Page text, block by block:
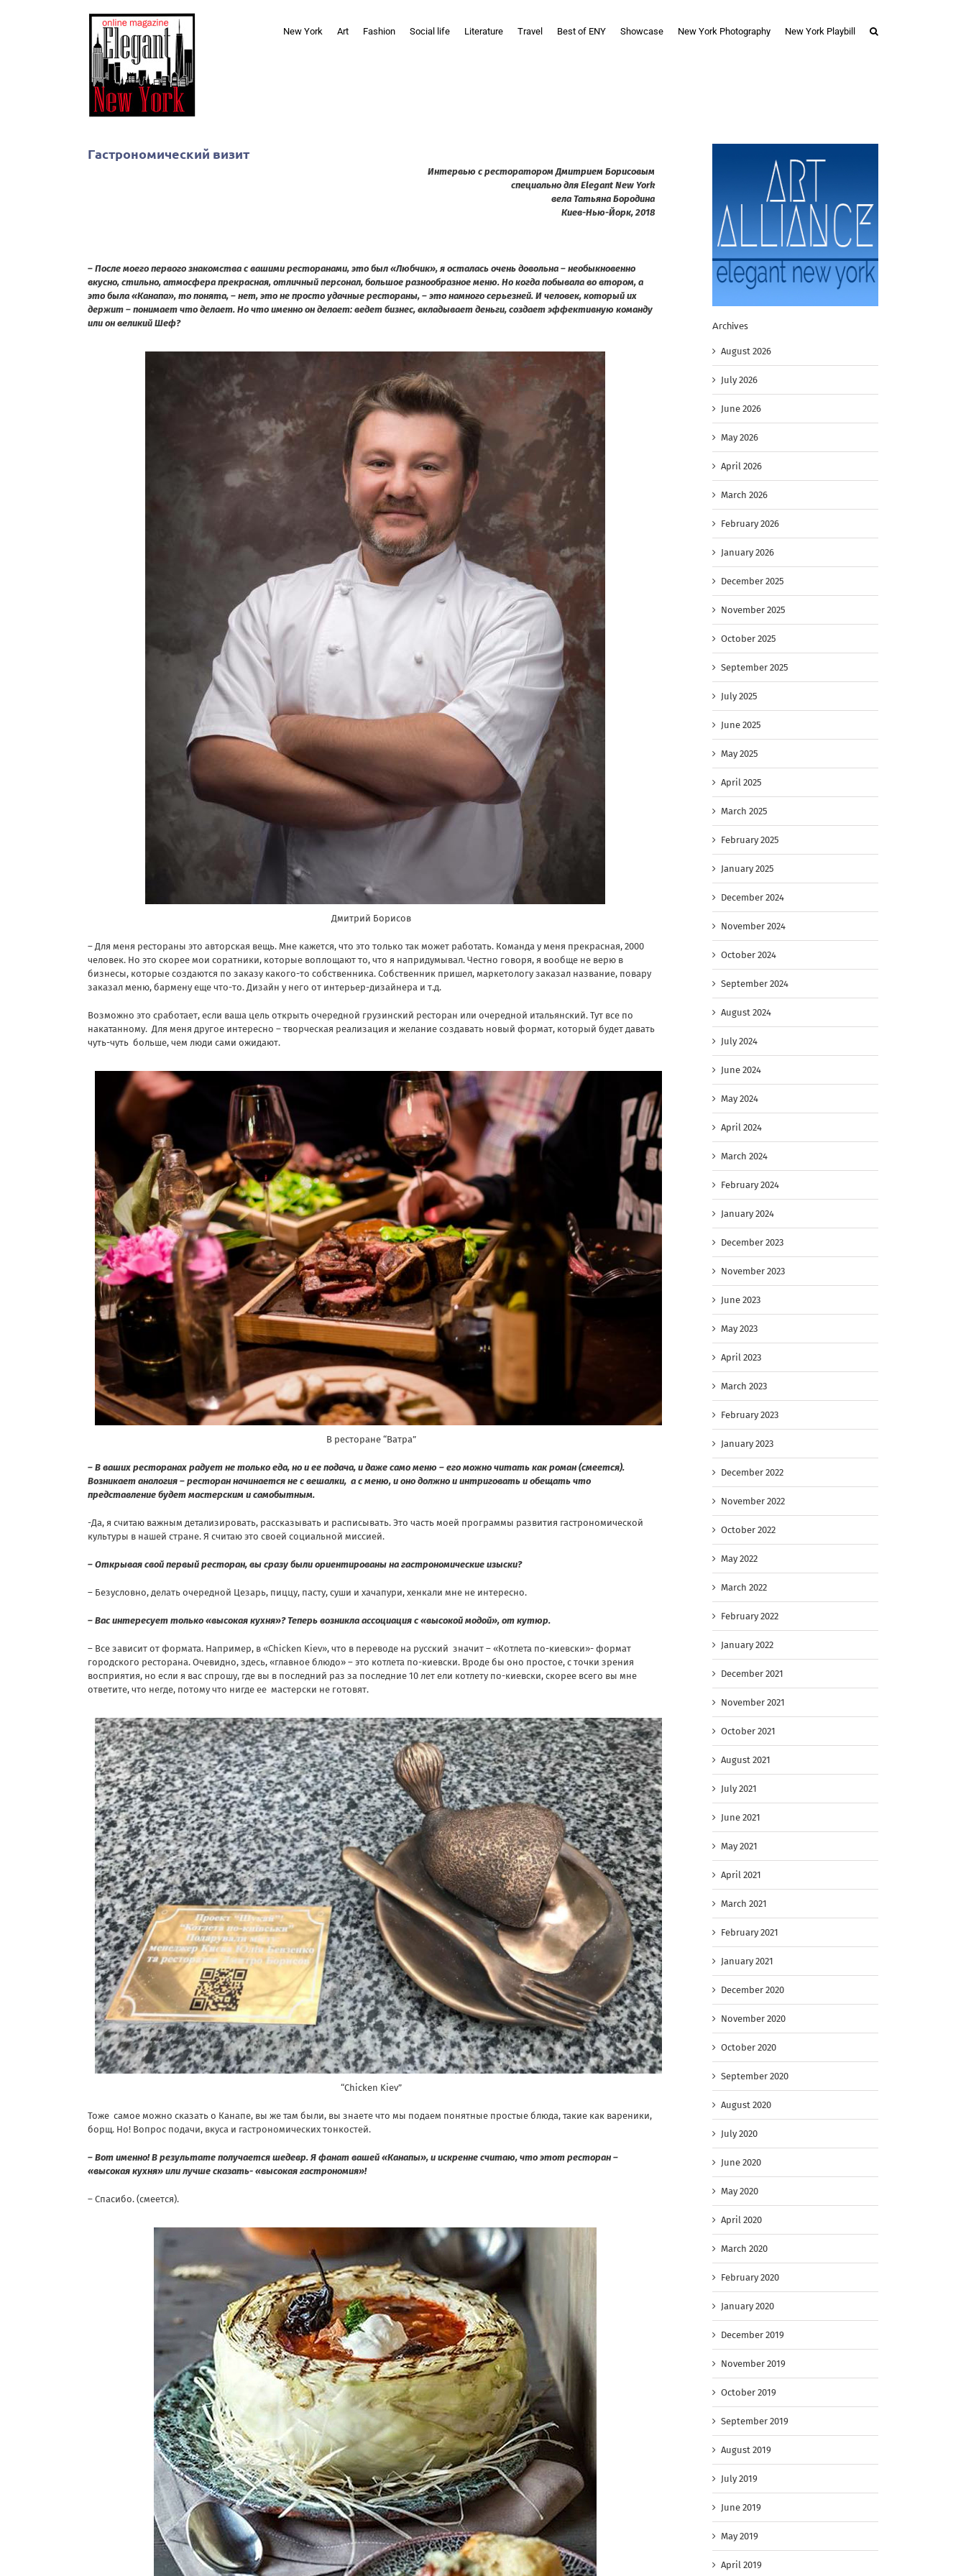
New York Art Fashion Social life Literature Travel Best of ENY Showcase New York Photography New York Playbill
Гастрономический визит
Интервью с рестораторомДмитрием Борисовым
специально для Elegant New York
вела Татьяна Бородина
Киев-Нью-Йорк, 2018
– После моего первого знакомства с вашими ресторанами, это был «Любчик», я осталась очень довольна – необыкновенно
вкусно, стильно, атмосфера прекрасная, отличный персонал, большое разнообразное меню. Но когда побывала во втором, а
это была «Канапа», то понята, – нет, это не просто удачные рестораны, – это намного серьезней. И человек, который их
держит – понимает что делает. Но что именно он делает: ведет бизнес, вкладывает деньги, создает эффективную команду
или он великий Шеф?
Дмитрий Борисов
– Для меня рестораны это авторская вещь. Мне кажется, что это только так может работать. Команда у меня прекрасная, 2000
человек. Но это скорее мои соратники, которые воплощают то, что я напридумывал. Честно говоря, я вообще не верю в
бизнесы, которые создаются по заказу какого-то собственника. Собственник пришел, маркетологу заказал название, повару
заказал меню, бармену еще что-то. Дизайн у него от интерьер-дизайнера и т.д.
Возможно это сработает, если ваша цель открыть очередной грузинский ресторан или очередной итальянский. Тут все по
накатанному. Для меня другое интересно – творческая реализация и желание создавать новый формат, который будет давать
чуть-чуть больше, чем люди сами ожидают.
В ресторане “Ватра”
– В ваших ресторанах радует не только еда, но и ее подача, и даже само меню – его можно читать как роман (смеется).
Возникает аналогия – ресторан начинается не с вешалки, а с меню, и оно должно и интриговать и обещать что
представление будет мастерским и самобытным.
-Да, я считаю важным детализировать, рассказывать и расписывать. Это часть моей программы развития гастрономической
культуры в нашей стране. Я считаю это своей социальной миссией.
– Открывая свой первый ресторан, вы сразу были ориентированы на гастрономические изыски?
– Безусловно, делать очередной Цезарь, пиццу, пасту, суши и хачапури, хенкали мне не интересно.
– Вас интересует только «высокая кухня»? Теперь возникла ассоциация с «высокой модой», от кутюр.
– Все зависит от формата. Например, в «Chicken Kiev», что в переводе на русский значит – «Котлета по-киевски»- формат
городского ресторана. Очевидно, здесь, «главное блюдо» – это котлета по-киевски. Вроде бы оно простое, с точки зрения
восприятия, но если я вас спрошу, где вы в последний раз за последние 10 лет ели котлету по-киевски, скорее всего вы мне
ответите, что негде, потому что нигде ее мастерски не готовят.
“Chicken Kiev”
Тоже самое можно сказать о Канапе, вы же там были, вы знаете что мы подаем понятные простые блюда, такие как вареники,
борщ. Но! Вопрос подачи, вкуса и гастрономических тонкостей.
– Вот именно! В результате получается шедевр. Я фанат вашей «Канапы», и искренне считаю, что этот ресторан –
«высокая кухня» или лучше сказать- «высокая гастрономия»!
– Спасибо. (смеется).
Archives
August 2026
July 2026
June 2026
May 2026
April 2026
March 2026
February 2026
January 2026
December 2025
November 2025
October 2025
September 2025
July 2025
June 2025
May 2025
April 2025
March 2025
February 2025
January 2025
December 2024
November 2024
October 2024
September 2024
August 2024
July 2024
June 2024
May 2024
April 2024
March 2024
February 2024
January 2024
December 2023
November 2023
June 2023
May 2023
April 2023
March 2023
February 2023
January 2023
December 2022
November 2022
October 2022
May 2022
March 2022
February 2022
January 2022
December 2021
November 2021
October 2021
August 2021
July 2021
June 2021
May 2021
April 2021
March 2021
February 2021
January 2021
December 2020
November 2020
October 2020
September 2020
August 2020
July 2020
June 2020
May 2020
April 2020
March 2020
February 2020
January 2020
December 2019
November 2019
October 2019
September 2019
August 2019
July 2019
June 2019
May 2019
April 2019